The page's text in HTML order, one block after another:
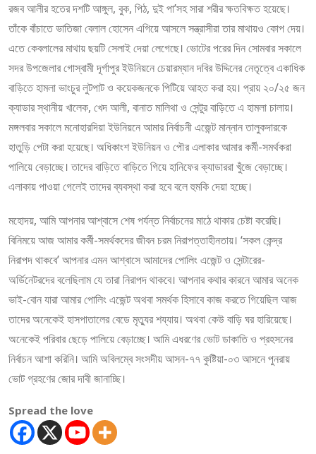
রজব আলীর হতের দশটি আঙ্গুল, বুক, পিঠ, দুই পা’সহ সারা শরীর ক্ষতবিক্ষত হয়েছে।
তাঁকে বাঁচাতে ভাতিজা বেলাল হোসেন এগিয়ে আসলে সন্ত্রাসীরা তার মাথায়ও কোপ দেয়।
এতে কেবলালের মাথায় ছয়টি সেলাই দেয়া লেগেছে। ভোটের পরের দিন সোমবার সকালে
সদর উপজেলার গোস্বামী দূর্গাপুর ইউনিয়নে চেয়ারম্যান দবির উদ্দিনের নেতৃত্বে একাধিক
বাড়িতে হামলা ভাংচুর লুটপাট ও কয়েকজনকে পিটিয়ে আহত করা হয়। প্রায় ২০/২৫ জন
ক্যাডার স্থানীয় খালেক, খেদ আলী, বানাত মালিথা ও সেন্টুর বাড়িতে এ হামলা চালায়।
মঙ্গলবার সকালে মনোহারদিয়া ইউনিয়নে আমার নির্বাচনী এজেন্ট মান্নান তালুকদারকে
হাতুড়ি পেটা করা হয়েছে। অধিকাংশ ইউনিয়ন ও পৌর এলাকার আমার কর্মী-সমর্থকরা
পালিয়ে বেড়াচ্ছে। তাদের বাড়িতে বাড়িতে গিয়ে হানিফের ক্যাডাররা খুঁজে বেড়াচ্ছে।
এলাকায় পাওয়া গেলেই তাদের ব্যবস্থা করা হবে বলে হুমকি দেয়া হচ্ছে।
মহোদয়, আমি আপনার আশ্বাসে শেষ পর্যন্ত নির্বাচনের মাঠে থাকার চেষ্টা করেছি।
বিনিময়ে আজ আমার কর্মী-সমর্থকদের জীবন চরম নিরাপত্তাহীনতায়। ‘সকল কেন্দ্র
নিরাপদ থাকবে’ আপনার এমন আশ্বাসে আমাদের পোলিং এজেন্ট ও সেন্টারের-
অর্ডিনেটরদের বলেছিলাম যে তারা নিরাপদ থাকবে। আপনার কথার কারনে আমার অনেক
ভাই-বোন যারা আমার পোলিং এজেন্ট অথবা সমর্থক হিসাবে কাজ করতে গিয়েছিল আজ
তাদের অনেকেই হাসপাতালের বেডে মৃত্যুর শয্যায়। অথবা কেউ বাড়ি ঘর হারিয়েছে।
অনেকেই পরিবার ছেড়ে পালিয়ে বেড়াচ্ছে। আমি এধরণের ভোট ডাকাতি ও প্রহসনের
নির্বাচন আশা করিনি। আমি অবিলম্বে সংসদীয় আসন-৭৭ কুষ্টিয়া-০৩ আসনে পুনরায়
ভোট গ্রহণের জোর দাবী জানাচ্ছি।
Spread the love